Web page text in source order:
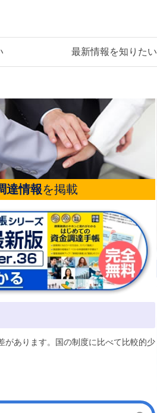
最新情報を知りたい
達情報を掲載
があります。国の制度に比べて比較的少